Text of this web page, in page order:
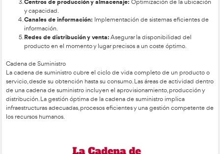
La logística tiene una estructura compleja y transversal que
estrategia bien desarrollada para su implementación. Cada
gestionar, subcontratar o externalizar las actividades
organización y gestión de la adquisición, transporte,
distribución de materiales y productos. Para una estrategia
distribución y venta.